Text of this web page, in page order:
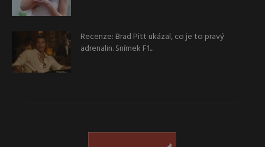
Recenze: Brad Pitt ukázal, co je to pravý
adrenalin. Snímek F1...